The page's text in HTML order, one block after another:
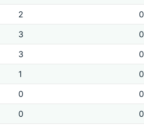
2
0
3
0
3
0
1
0
0
0
0
0